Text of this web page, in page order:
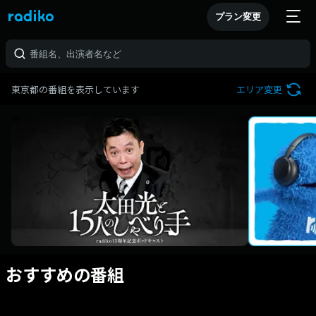
プラン変更
東京都の番組を表示しています エリア変更
おすすめの番組